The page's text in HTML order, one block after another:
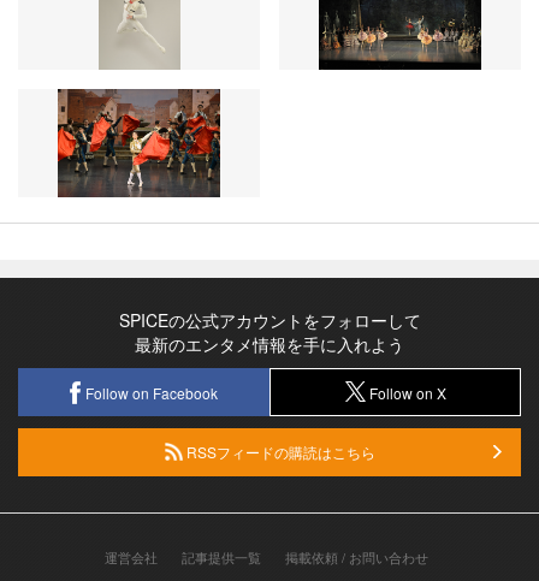
SPICEの公式アカウントをフォローして
最新のエンタメ情報を手に入れよう
Follow on Facebook Follow on X
RSSフィードの購読はこちら
運営会社 記事提供一覧 掲載依頼 / お問い合わせ